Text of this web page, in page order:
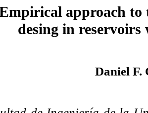
approach
desing in
Daniel F.